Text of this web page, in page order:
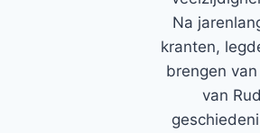
Na
kranten,
brengen
van